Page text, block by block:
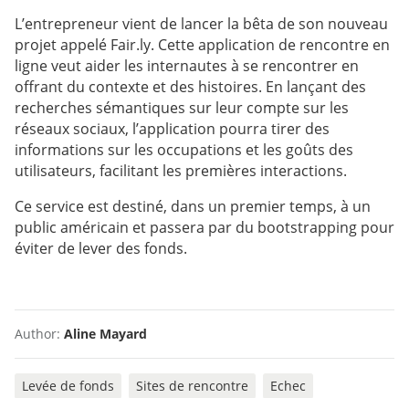
L’entrepreneur vient de lancer la bêta de son nouveau
projet appelé Fair.ly. Cette application de rencontre en
ligne veut aider les internautes à se rencontrer en
offrant du contexte et des histoires. En lançant des
recherches sémantiques sur leur compte sur les
réseaux sociaux, l’application pourra tirer des
informations sur les occupations et les goûts des
utilisateurs, facilitant les premières interactions.
Ce service est destiné, dans un premier temps, à un
public américain et passera par du bootstrapping pour
éviter de lever des fonds.
Author: Aline Mayard
Levée de fonds Sites de rencontre Echec